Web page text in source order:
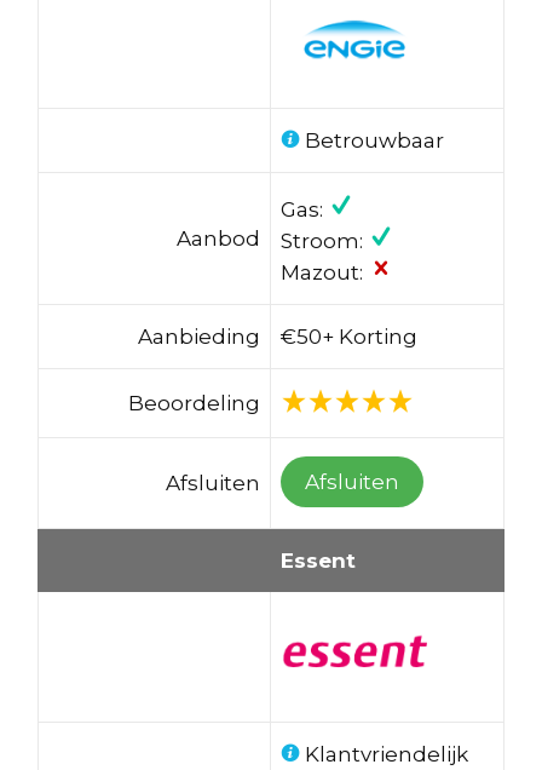
Betrouwbaar
Aanbod
Gas:
Stroom:
Mazout:
Aanbieding €50+ Korting
Beoordeling
Afsluiten Afsluiten
Essent
Klantvriendelijk